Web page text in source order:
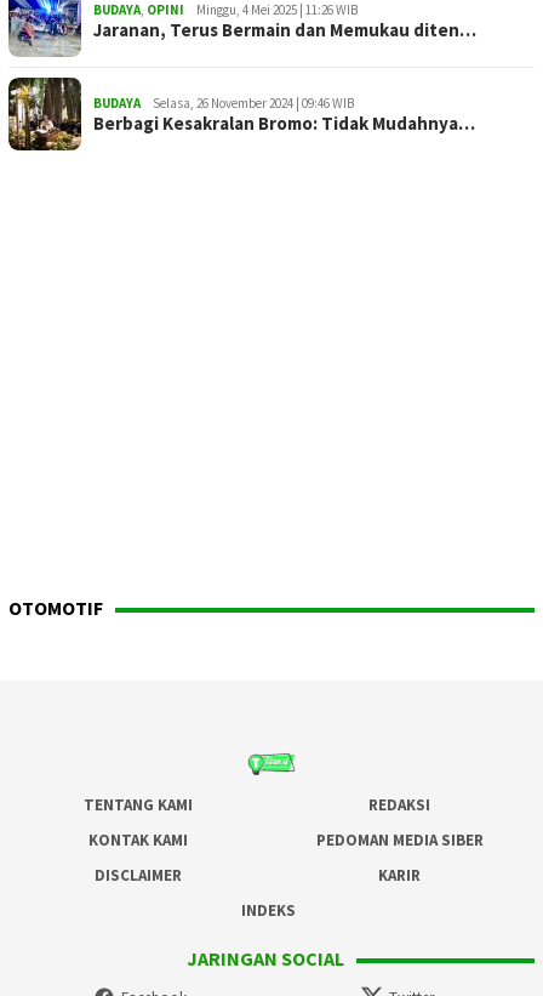
BUDAYA, OPINI Minggu, 4 Mei 2025 | 11:26 WIB
Jaranan, Terus Bermain dan Memukau diten…
BUDAYA Selasa, 26 November 2024 | 09:46 WIB
Berbagi Kesakralan Bromo: Tidak Mudahnya…
OTOMOTIF
TENTANG KAMI
REDAKSI
KONTAK KAMI
PEDOMAN MEDIA SIBER
DISCLAIMER
KARIR
INDEKS
JARINGAN SOCIAL